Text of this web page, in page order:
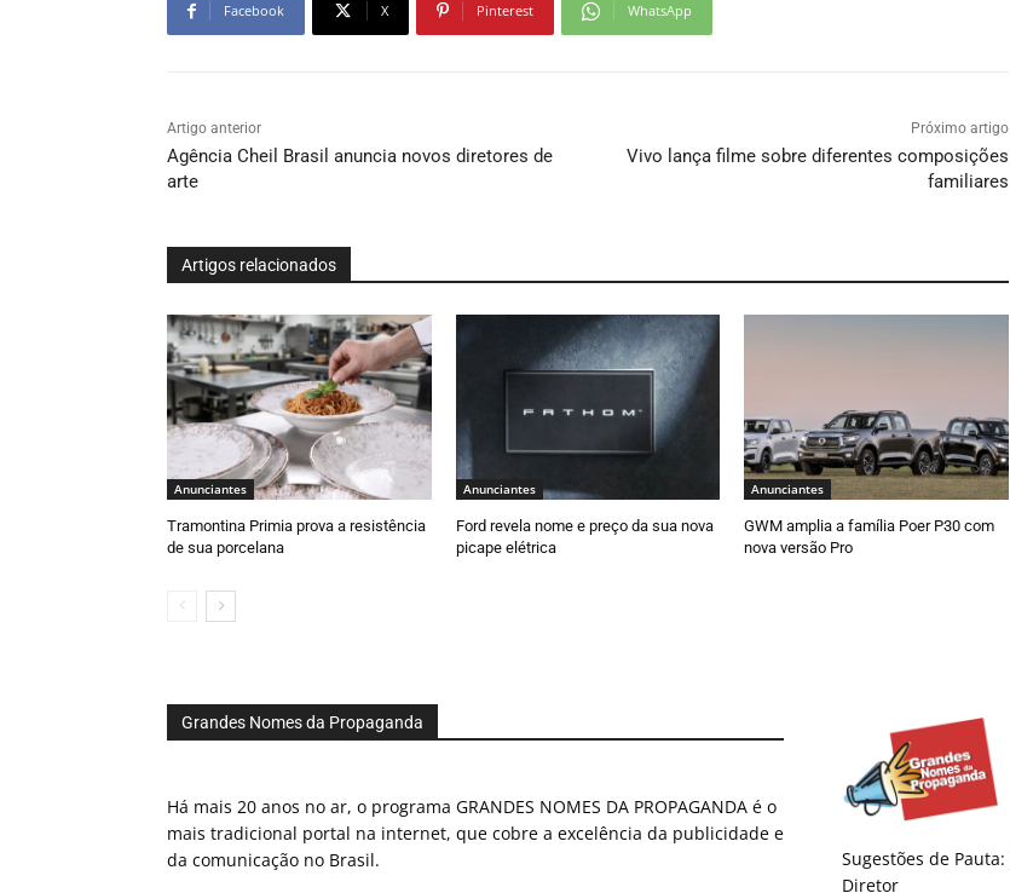
Facebook X Pinterest WhatsApp
Artigo anterior
Agência Cheil Brasil anuncia novos diretores de
arte
Próximo artigo
Vivo lança filme sobre diferentes composições
familiares
Artigos relacionados
Anunciantes
Tramontina Primia prova a resistência
de sua porcelana
Anunciantes
Ford revela nome e preço da sua nova
picape elétrica
Anunciantes
GWM amplia a família Poer P30 com
nova versão Pro
Grandes Nomes da Propaganda
Há mais 20 anos no ar, o programa GRANDES NOMES DA PROPAGANDA é o
mais tradicional portal na internet, que cobre a excelência da publicidade e
da comunicação no Brasil.
Sugestões de Pauta:
Diretor